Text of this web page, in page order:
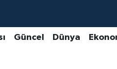
Güncel Dünya